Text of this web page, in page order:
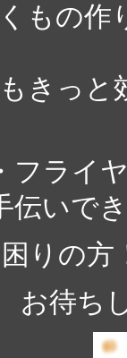
もの
きっと
フライ
伝いで
りの方
お待ち